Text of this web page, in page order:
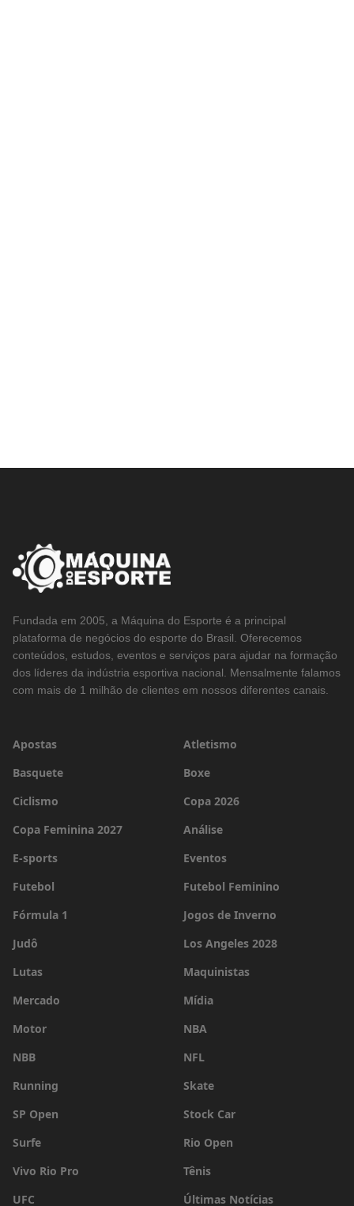
Fundada em 2005, a Máquina do Esporte é a principal
plataforma de negócios do esporte do Brasil. Oferecemos
conteúdos, estudos, eventos e serviços para ajudar na formação
dos líderes da indústria esportiva nacional. Mensalmente falamos
com mais de 1 milhão de clientes em nossos diferentes canais.
Apostas
Atletismo
Basquete
Boxe
Ciclismo
Copa 2026
Copa Feminina 2027
Análise
E-sports
Eventos
Futebol
Futebol Feminino
Fórmula 1
Jogos de Inverno
Judô
Los Angeles 2028
Lutas
Maquinistas
Mercado
Mídia
Motor
NBA
NBB
NFL
Running
Skate
SP Open
Stock Car
Surfe
Rio Open
Vivo Rio Pro
Tênis
UFC
Últimas Notícias